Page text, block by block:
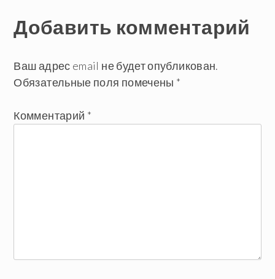
по
записям
Добавить комментарий
Ваш адрес email не будет опубликован.
Обязательные поля помечены *
Комментарий *